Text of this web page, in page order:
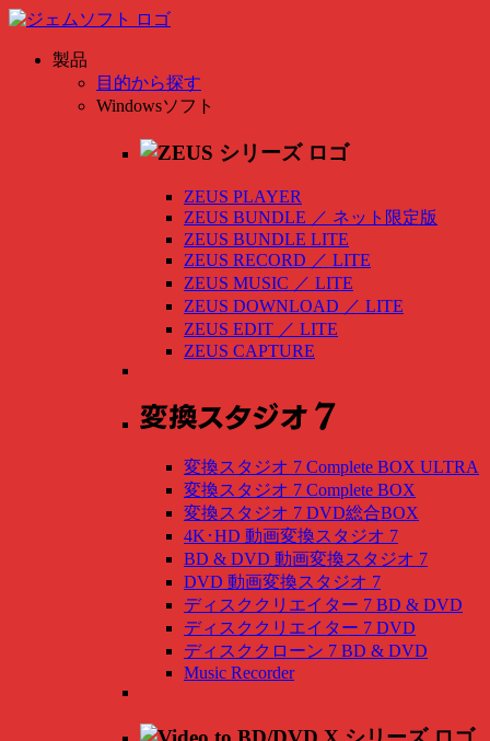
製品
目的から探す
Windowsソフト
ZEUS PLAYER
ZEUS BUNDLE ／ ネット限定版
ZEUS BUNDLE LITE
ZEUS RECORD ／ LITE
ZEUS MUSIC ／ LITE
ZEUS DOWNLOAD ／ LITE
ZEUS EDIT ／ LITE
ZEUS CAPTURE
変換スタジオ 7 Complete BOX ULTRA
変換スタジオ 7 Complete BOX
変換スタジオ 7 DVD総合BOX
4K･HD 動画変換スタジオ 7
BD & DVD 動画変換スタジオ 7
DVD 動画変換スタジオ 7
ディスククリエイター 7 BD & DVD
ディスククリエイター 7 DVD
ディスククローン 7 BD & DVD
Music Recorder